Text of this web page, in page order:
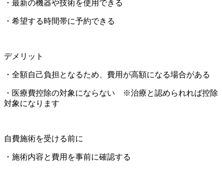
・最新の機器や技術を使用できる
・希望する時間帯に予約できる
デメリット
・全額自己負担となるため、費用が高額になる場合がある
・医療費控除の対象にならない ※治療と認められれば控除
対象になります
自費施術を受ける前に
・施術内容と費用を事前に確認する